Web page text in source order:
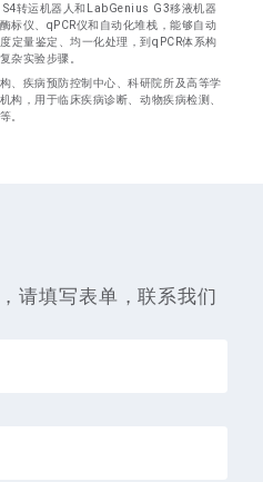
转运机器人和LabGenius G3移液机器
标仪、qPCR仪和自动化堆栈，能够自动
定量鉴定、均一化处理，到qPCR体系构
杂实验步骤。
、疾病预防控制中心、科研院所及高等学
构，用于临床疾病诊断、动物疾病检测、
。
请填写表单，联系我们